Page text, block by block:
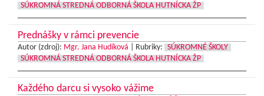
SÚKROMNÁ STREDNÁ ODBORNÁ ŠKOLA HUTNÍCKA ŽP
Prednášky v rámci prevencie
Autor (zdroj): Mgr. Jana Hudíková Rubriky:
SÚKROMNÉ ŠKOLY
SÚKROMNÁ STREDNÁ ODBORNÁ ŠKOLA HUTNÍCKA ŽP
Každého darcu si vysoko vážime